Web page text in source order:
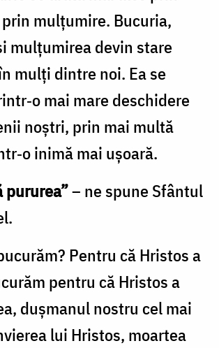
mulțumire. Bucuria,
mulțumirea devin stare
mulți dintre noi. Ea se
mai mare deschidere
noştri, prin mai multă
inimă mai ușoară.
pururea”– ne spune Sfântul
Pentru că Hristos a
pentru că Hristos a
dușmanul nostru cel mai
lui Hristos, moartea